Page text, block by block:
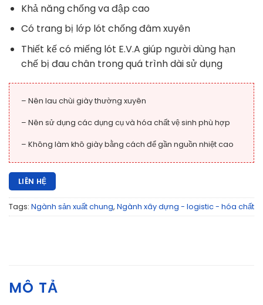
Khả năng chống va đập cao
Có trang bị lớp lót chống đâm xuyên
Thiết kế có miếng lót E.V.A giúp người dùng hạn
chế bị đau chân trong quá trình dài sử dụng
– Nên lau chùi giày thường xuyên
– Nên sử dụng các dụng cụ và hóa chất vệ sinh phù hợp
– Không làm khô giày bằng cách để gần nguồn nhiệt cao
LIÊN HỆ
Tags: Ngành sản xuất chung, Ngành xây dựng - logistic - hóa chất
MÔ TẢ